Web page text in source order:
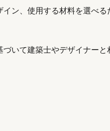
ン、使用する材料を選べる
いて建築士やデザイナーと